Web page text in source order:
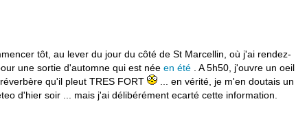
tôt, au lever du jour du côté de St Marcellin, où j'ai rendez-
une sortie d'automne qui est née en été . A 5h50, j'ouvre un oeil
qu'il pleut TRES FORT
... en vérité, je m'en doutais un
d'hier soir ... mais j'ai délibérément ecarté cette information.